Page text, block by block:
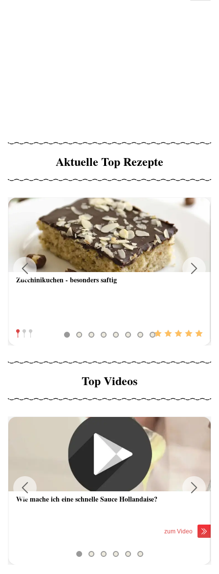
Aktuelle Top Rezepte
Zucchinikuchen - besonders saftig
Previous
Top Videos
Wie mache ich eine schnelle Sauce Hollandaise?
zum Video
Previous